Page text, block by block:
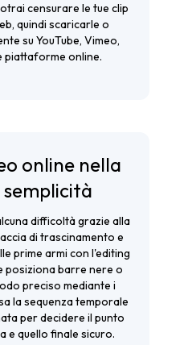
censurare le tue clip
quindi scaricarle o
su YouTube, Vimeo,
piattaforme online.
online nella
semplicità
difficoltà grazie alla
di trascinamento e
prime armi con l'editing
posiziona barre nere o
preciso mediante i
la sequenza temporale
per decidere il punto
e quello finale sicuro.